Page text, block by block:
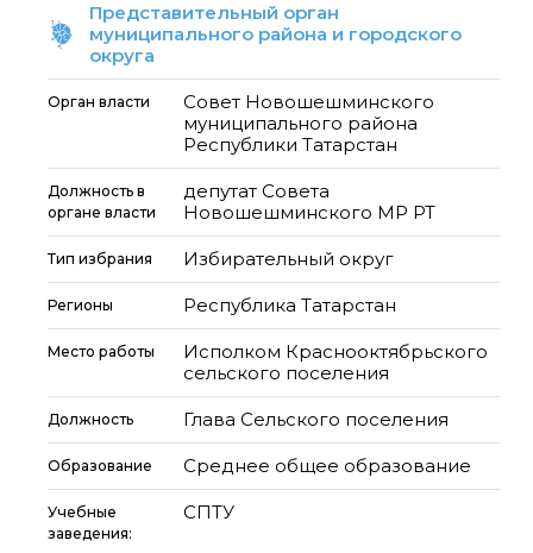
Представительный орган
муниципального района и городского
округа
Орган власти
Совет Новошешминского
муниципального района
Республики Татарстан
Должность в
органе власти
депутат Совета
Новошешминского МР РТ
Тип избрания Избирательный округ
Регионы Республика Татарстан
Место работы
Исполком Краснооктябрьского
сельского поселения
Должность Глава Сельского поселения
Образование Среднее общее образование
Учебные
заведения:
СПТУ